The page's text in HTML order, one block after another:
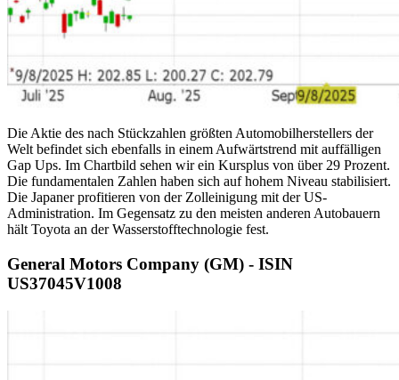
Die Aktie des nach Stückzahlen größten Automobilherstellers der
Welt befindet sich ebenfalls in einem Aufwärtstrend mit auffälligen
Gap Ups. Im Chartbild sehen wir ein Kursplus von über 29 Prozent.
Die fundamentalen Zahlen haben sich auf hohem Niveau stabilisiert.
Die Japaner profitieren von der Zolleinigung mit der US-
Administration. Im Gegensatz zu den meisten anderen Autobauern
hält Toyota an der Wasserstofftechnologie fest.
General Motors Company (GM) - ISIN
US37045V1008